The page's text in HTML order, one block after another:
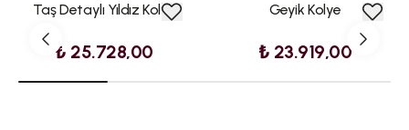
Taş Detaylı Yıldız Kolye
₺ 25.728,00
Geyik Kolye
₺ 23.919,00